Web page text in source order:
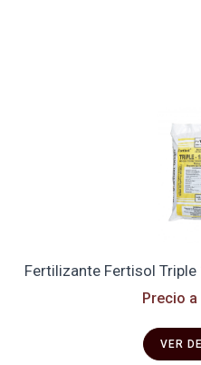
Fertilizante Fertisol
Precio
VER